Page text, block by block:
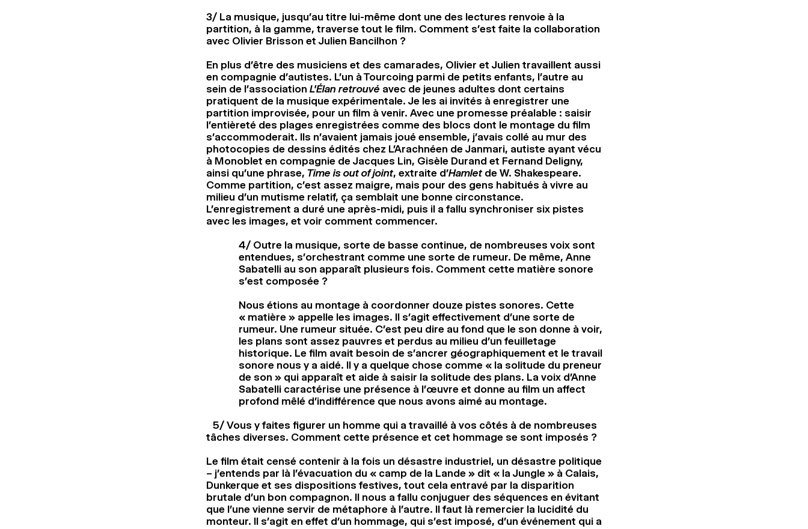
3/ La musique, jusqu’au titre lui-même dont une des lectures renvoie à la
partition, à la gamme, traverse tout le film. Comment s’est faite la collaboration
avec Olivier Brisson et Julien Bancilhon ?
En plus d’être des musiciens et des camarades, Olivier et Julien travaillent aussi
en compagnie d’autistes. L’un à Tourcoing parmi de petits enfants, l’autre au
sein de l’association L’Élan retrouvé avec de jeunes adultes dont certains
pratiquent de la musique expérimentale. Je les ai invités à enregistrer une
partition improvisée, pour un film à venir. Avec une promesse préalable : saisir
l’entièreté des plages enregistrées comme des blocs dont le montage du film
s’accommoderait. Ils n’avaient jamais joué ensemble, j’avais collé au mur des
photocopies de dessins édités chez L’Arachnéen de Janmari, autiste ayant vécu
à Monoblet en compagnie de Jacques Lin, Gisèle Durand et Fernand Deligny,
ainsi qu’une phrase, Time is out of joint, extraite d’Hamletde W. Shakespeare.
Comme partition, c’est assez maigre, mais pour des gens habitués à vivre au
milieu d’un mutisme relatif, ça semblait une bonne circonstance.
L’enregistrement a duré une après-midi, puis il a fallu synchroniser six pistes
avec les images, et voir comment commencer.
4/ Outre la musique, sorte de basse continue, de nombreuses voix sont
entendues, s’orchestrant comme une sorte de rumeur. De même, Anne
Sabatelli au son apparaît plusieurs fois. Comment cette matière sonore
s’est composée ?
Nous étions au montage à coordonner douze pistes sonores. Cette
« matière » appelle les images. Il s’agit effectivement d’une sorte de
rumeur. Une rumeur située. C’est peu dire au fond que le son donne à voir,
les plans sont assez pauvres et perdus au milieu d’un feuilletage
historique. Le film avait besoin de s’ancrer géographiquement et le travail
sonore nous y a aidé. Il y a quelque chose comme « la solitude du preneur
de son » qui apparaît et aide à saisir la solitude des plans. La voix d’Anne
Sabatelli caractérise une présence à l’œuvre et donne au film un affect
profond mêlé d’indifférence que nous avons aimé au montage.
5/ Vous y faites figurer un homme qui a travaillé à vos côtés à de nombreuses
tâches diverses. Comment cette présence et cet hommage se sont imposés ?
Le film était censé contenir à la fois un désastre industriel, un désastre politique
– j’entends par là l’évacuation du « camp de la Lande » dit « la Jungle » à Calais,
Dunkerque et ses dispositions festives, tout cela entravé par la disparition
brutale d’un bon compagnon. Il nous a fallu conjuguer des séquences en évitant
que l’une vienne servir de métaphore à l’autre. Il faut là remercier la lucidité du
monteur. Il s’agit en effet d’un hommage, qui s’est imposé, d’un événement qui a